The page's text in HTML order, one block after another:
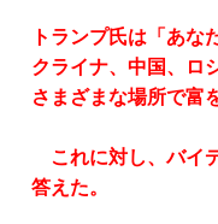
トランプ氏は「あな
クライナ、中国、ロ
さまざまな場所で富
これに対し、バイ
答えた。